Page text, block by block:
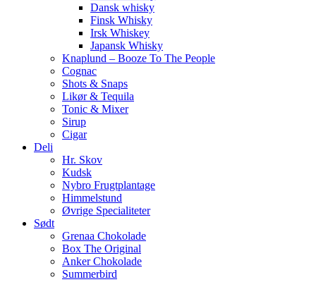
Dansk whisky
Finsk Whisky
Irsk Whiskey
Japansk Whisky
Knaplund – Booze To The People
Cognac
Shots & Snaps
Likør & Tequila
Tonic & Mixer
Sirup
Cigar
Deli
Hr. Skov
Kudsk
Nybro Frugtplantage
Himmelstund
Øvrige Specialiteter
Sødt
Grenaa Chokolade
Box The Original
Anker Chokolade
Summerbird